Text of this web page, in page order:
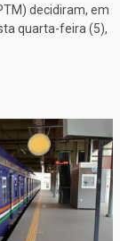
decidiram, em
quarta-feira (5),